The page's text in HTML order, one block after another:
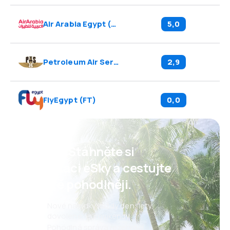
Air Arabia Egypt (E5 5,0
Petroleum Air Services 2,9
FlyEgypt(FT) 0,0
Psst! Stáhněte si
aplikaci eSky a cestujte
ještě pohodlněji.
Nové nabídky každý den: lety,
dovolené, eurovíkendy